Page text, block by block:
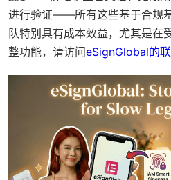
进行验证——所有这些基于合规
队特别具有成本效益，尤其是在
整功能，请访问eSignGlobal的